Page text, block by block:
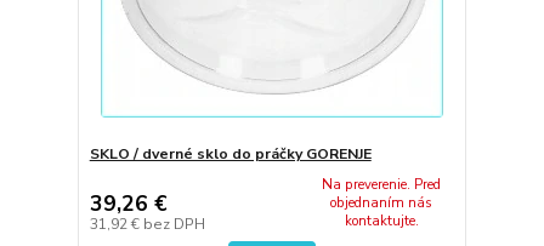
SKLO / dverné sklo do práčky GORENJE
39,26 €
31,92 € bez DPH
Na preverenie. Pred
objednaním nás
kontaktujte.